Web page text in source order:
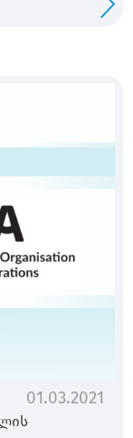
01.03.2021